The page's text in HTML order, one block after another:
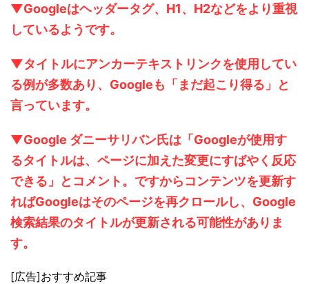
▼Googleはヘッダータグ、H1、H2などをより重視
しているようです。
▼タイトルにアンカーテキストリンクを使用してい
る例が多数あり、Googleも「まだ起こり得る」と
言っています。
▼Google ダニーサリバン氏は「Googleが使用す
るタイトルは、ページに加えた変更にすばやく反応
できる」とコメント。ですからコンテンツを更新す
ればGoogleはそのページを再クロールし、Google
検索結果のタイトルが更新される可能性がありま
す。
[広告]おすすめ記事